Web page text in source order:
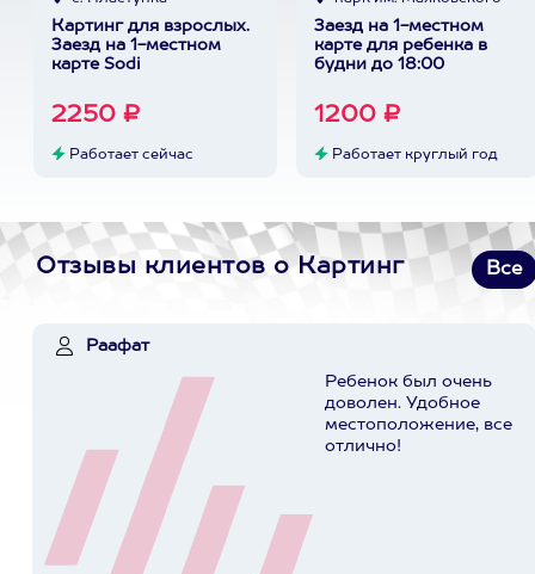
Картинг для взрослых.
Заезд на 1-местном
карте Sodi
2250 ₽
Работает сейчас
Заезд на 1-местном
карте для ребенка в
будни до 18:00
1200 ₽
Работает круглый год
Отзывы клиентов о Картинг Все
Раафат
Ребенок был очень
доволен. Удобное
местоположение, все
отлично!